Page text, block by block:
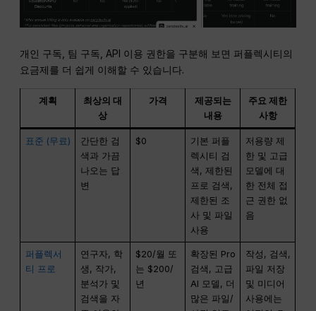
개인 구독, 팀 구독, API 이용 권한을 구분해 보면 퍼플렉시티의
요금제를 더 쉽게 이해할 수 있습니다.
계획
최상의 대
상
가격
제공되는
내용
주요 제한
사항
표준 (무료)
간단한 검
색과 가끔
나오는 답
변
$0
기본 퍼플
렉시티 검
색, 제한된
프로 검색,
제한된 조
사 및 파일
사용
저용량 제
한 및 고급
모델에 대
한 전체 접
근 권한 없
음
퍼플렉서
티 프로
연구자, 학
생, 작가,
분석가 및
검색을 자
$20/월 또
는 $200/
년
확장된 Pro
검색, 고급
AI 모델, 더
많은 파일/
작성, 검색,
파일 저장
및 미디어
사용에는